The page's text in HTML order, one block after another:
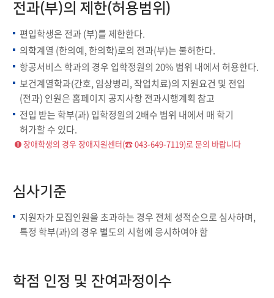
전과(부)의 제한(허용범위)
편입학생은 전과 (부)를 제한한다.
의학계열 (한의예, 한의학)로의 전과(부)는 불허한다.
항공서비스 학과의 경우 입학정원의 20% 범위 내에서 허용한다.
보건계열학과(간호, 임상병리, 작업치료)의 지원요건 및 전입
(전과) 인원은 홈페이지 공지사항 전과시행계획 참고
전입 받는 학부(과) 입학정원의 2배수 범위 내에서 매 학기
허가할 수 있다.
장애학생의 경우 장애지원센터(☎ 043-649-7119)로 문의 바랍니다
심사기준
지원자가 모집인원을 초과하는 경우 전체 성적순으로 심사하며,
특정 학부(과)의 경우 별도의 시험에 응시하여야 함
학점 인정 및 잔여과정이수